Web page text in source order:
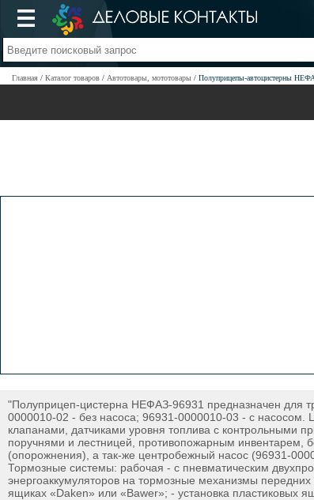
Главная Каталог товаров Автотовары, мототовары Полуприцепы-автоцистерны
"Полуприцеп-цистерна НЕФАЗ-96931 предназначен для
0000010-02 - без насоса; 96931-0000010-03 - с
клапанами, датчиками уровня топлива с контрольными
поручнями и лестницей, противопожарным инвентарем,
(опорожнения), а так-же центробежный насос (96931-
Тормозные системы: рабочая - с пневматическим
энергоаккумуляторов на тормозные механизмы
ящиках «Daken» или «Bawer»; - установка пластиковых